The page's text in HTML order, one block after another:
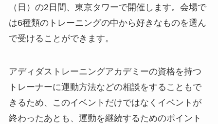
（日）の2日間、東京タワーで開催します。会場で
は6種類のトレーニングの中から好きなものを選ん
で受けることができます。
アディダストレーニングアカデミーの資格を持つ
トレーナーに運動方法などの相談をすることもで
きるため、このイベントだけではなくイベントが
終わったあとも、運動を継続するためのポイント